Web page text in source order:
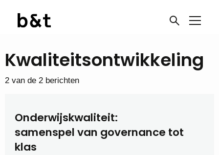
Kwaliteitsontwikkeling
2 van de 2 berichten
Onderwijskwaliteit:
samenspel van governance tot
klas